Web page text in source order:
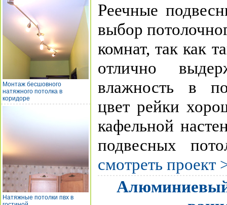
Монтаж бесшовного
натяжного потолка в
коридоре
Натяжные потолки пвх в
Реечные
выбор
комнат, так как
отлично
влажность в
цвет рейки
кафельной
подвесных
смотреть проект